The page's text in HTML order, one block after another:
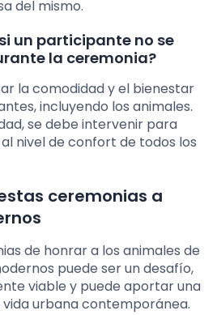
del mismo.
un participante no se
la ceremonia?
la comodidad y el bienestar
incluyendo los animales.
se debe intervenir para
nivel de confort de todos los
ceremonias a
de honrar a los animales de
puede ser un desafío,
viable y puede aportar una
vida urbana contemporánea.